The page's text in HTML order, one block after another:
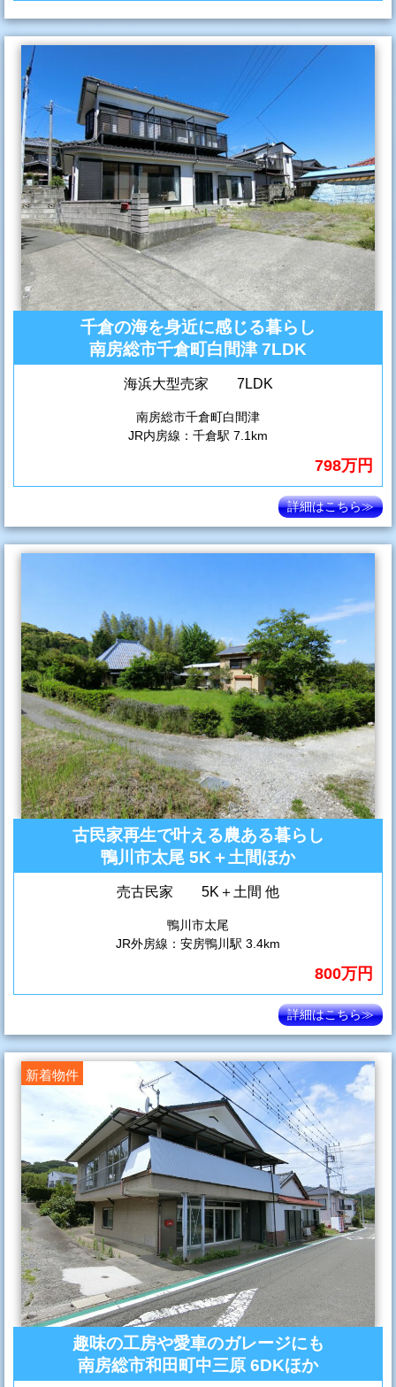
千倉の海を身近に感じる暮らし
南房総市千倉町白間津 7LDK
海浜大型売家 7LDK
南房総市千倉町白間津
JR内房線：千倉駅 7.1km
798万円
詳細はこちら≫
古民家再生で叶える農ある暮らし
鴨川市太尾 5K＋土間ほか
売古民家 5K＋土間 他
鴨川市太尾
JR外房線：安房鴨川駅 3.4km
800万円
詳細はこちら≫
新着物件
趣味の工房や愛車のガレージにも
南房総市和田町中三原 6DKほか